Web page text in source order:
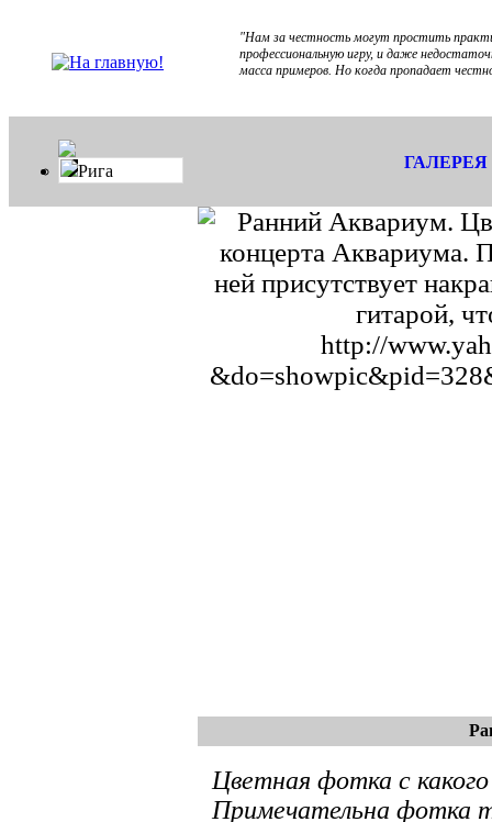
"Нам за честность могут простить
профессиональную игру, и даже
масса примеров. Но когда пропадает
Рига ГАЛЕРЕЯ
Цветная фотка с
Примечательна фотка